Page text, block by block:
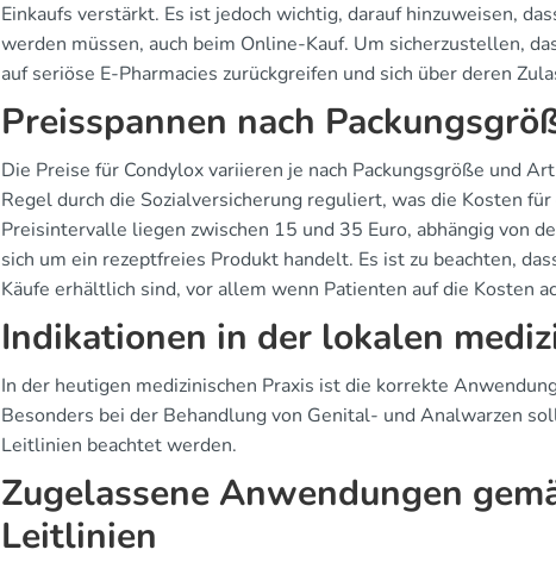
Einkaufs verstärkt. Es ist jedoch wichtig, darauf hinzuweisen,
werden müssen, auch beim Online-Kauf. Um sicherzustellen,
auf seriöse E-Pharmacies zurückgreifen und sich über deren
Preisspannen nach
Die Preise für Condylox variieren je nach Packungsgröße und
Regel durch die Sozialversicherung reguliert, was die Kosten
Preisintervalle liegen zwischen 15 und 35 Euro, abhängig von
sich um ein rezeptfreies Produkt handelt. Es ist zu beachten,
Käufe erhältlich sind, vor allem wenn Patienten auf die Kosten
Indikationen in der lokalen
In der heutigen medizinischen Praxis ist die korrekte
Besonders bei der Behandlung von Genital- und Analwarzen
Leitlinien beachtet werden.
Zugelassene Anwendungen
Leitlinien